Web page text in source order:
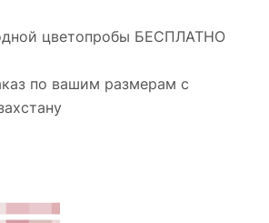
цветопробы БЕСПЛАТНО
по вашим размерам с